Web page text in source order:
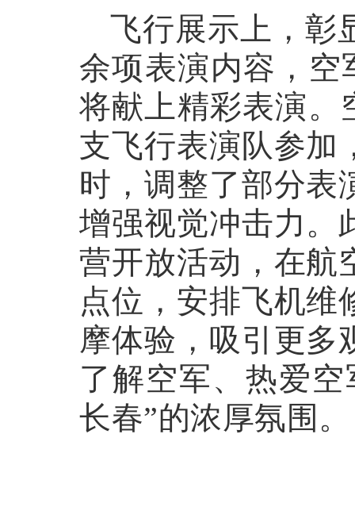
飞行展示上，彰
余项表演内容，空
将献上精彩表演。
支飞行表演队参加
时，调整了部分表
增强视觉冲击力。
营开放活动，在航
点位，安排飞机维
摩体验，吸引更多
了解空军、热爱
长春”的浓厚氛围。